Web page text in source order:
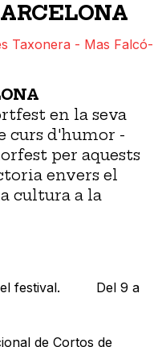
Taxonera - Mas Falcó-
en la seva
curs d'humor -
per aquests
envers el
cultura a la
del festival. Del 9 a
de Cortos de